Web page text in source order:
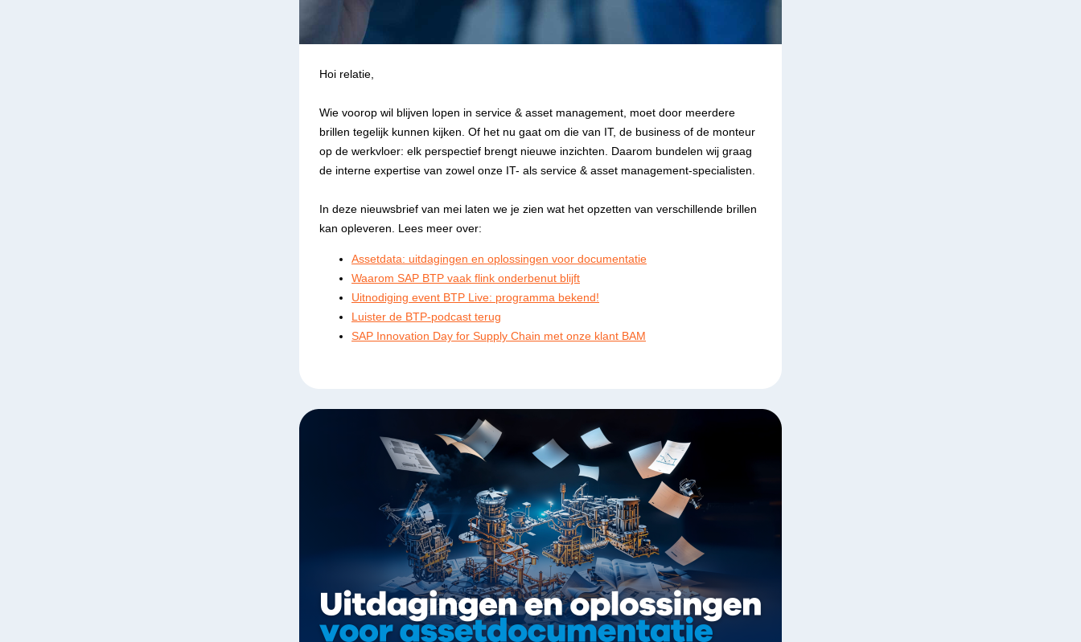
Hoi relatie,
Wie voorop wil blijven lopen in service & asset management, moet door meerdere
brillen tegelijk kunnen kijken. Of het nu gaat om die van IT, de business of de monteur
op de werkvloer: elk perspectief brengt nieuwe inzichten. Daarom bundelen wij graag
de interne expertise van zowel onze IT- als service & asset management-specialisten.
In deze nieuwsbrief van mei laten we je zien wat het opzetten van verschillende brillen
kan opleveren. Lees meer over:
Assetdata: uitdagingen en oplossingen voor documentatie
Waarom SAP BTP vaak flink onderbenut blijft
Uitnodiging event BTP Live: programma bekend!
Luister de BTP-podcast terug
SAP Innovation Day for Supply Chain met onze klant BAM